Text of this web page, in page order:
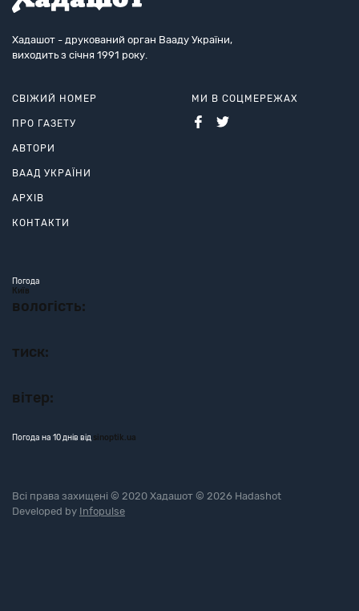
Хадашот - друкований орган Вааду України,
виходить з січня 1991 року.
СВІЖИЙ НОМЕР
ПРО ГАЗЕТУ
АВТОРИ
ВААД УКРАЇНИ
АРХІВ
КОНТАКТИ
МИ В СОЦМЕРЕЖАХ
Погода
Київ
вологість:
тиск:
вітер:
Погода на 10 днів від sinoptik.ua
Всі права захищені © 2020 Хадашот © 2026 Hadashot
Developed by Infopulse